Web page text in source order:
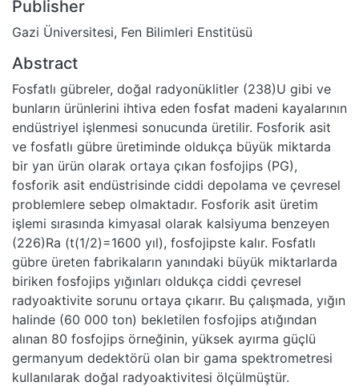
Publisher
Gazi Üniversitesi, Fen Bilimleri Enstitüsü
Abstract
Fosfatlı gübreler, doğal radyonüklitler (238)U gibi ve
bunların ürünlerini ihtiva eden fosfat madeni kayalarının
endüstriyel işlenmesi sonucunda üretilir. Fosforik asit
ve fosfatlı gübre üretiminde oldukça büyük miktarda
bir yan ürün olarak ortaya çıkan fosfojips (PG),
fosforik asit endüstrisinde ciddi depolama ve çevresel
problemlere sebep olmaktadır. Fosforik asit üretim
işlemi sırasında kimyasal olarak kalsiyuma benzeyen
(226)Ra (t(1/2)=1600 yıl), fosfojipste kalır. Fosfatlı
gübre üreten fabrikaların yanındaki büyük miktarlarda
biriken fosfojips yığınları oldukça ciddi çevresel
radyoaktivite sorunu ortaya çıkarır. Bu çalışmada, yığın
halinde (60 000 ton) bekletilen fosfojips atığından
alınan 80 fosfojips örneğinin, yüksek ayırma güçlü
germanyum dedektörü olan bir gama spektrometresi
kullanılarak doğal radyoaktivitesi ölçülmüştür.